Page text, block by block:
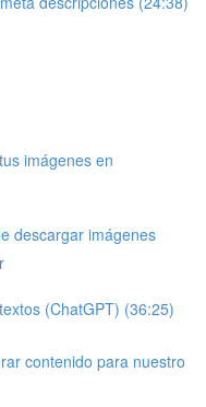
imágenes en
descargar imágenes
(ChatGPT) (36:25)
contenido para nuestro